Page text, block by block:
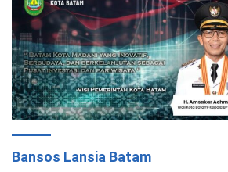
Bansos Lansia Batam